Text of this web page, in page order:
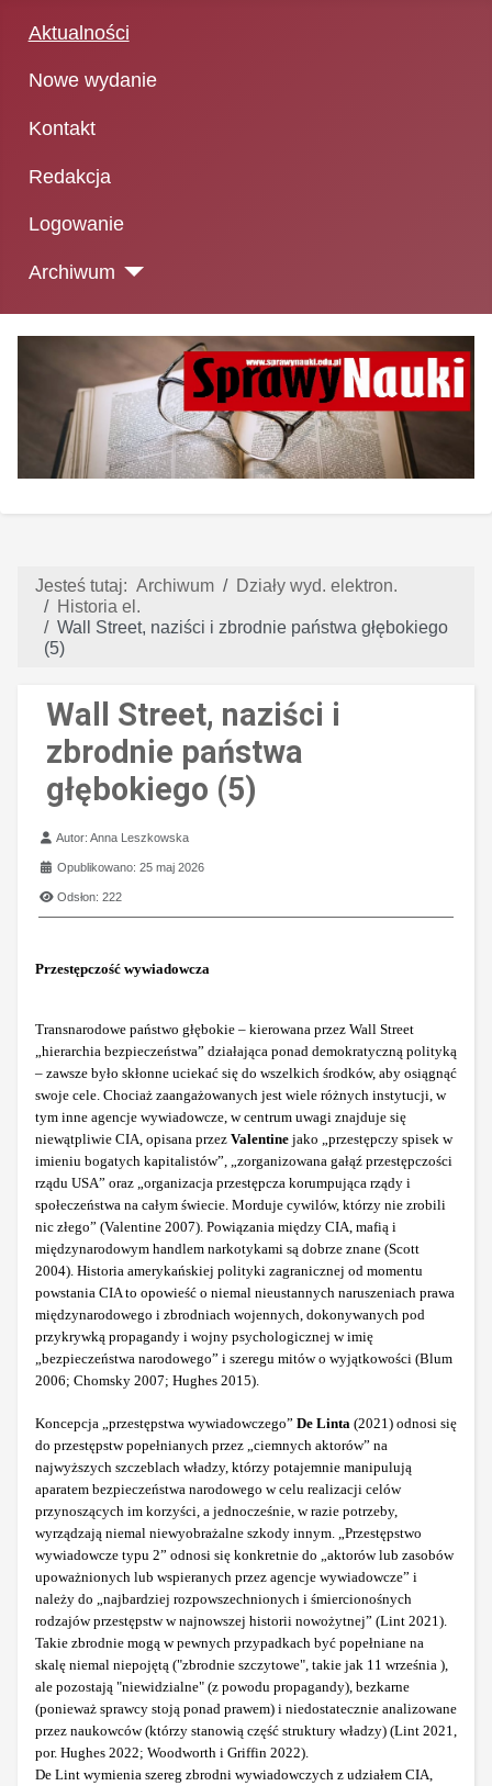
Aktualności
Nowe wydanie
Kontakt
Redakcja
Logowanie
Archiwum
Jesteś tutaj: Archiwum
Działy wyd. elektron.
Historia el.
Wall Street, naziści i zbrodnie państwa głębokiego
(5)
Wall Street, naziści i
zbrodnie państwa
głębokiego (5)
Szczegóły
Autor:Anna Leszkowska
Opublikowano: 25 maj 2026
Odsłon: 222
Przestępczość wywiadowcza
Transnarodowe państwo głębokie – kierowana przez Wall Street
„hierarchia bezpieczeństwa” działająca ponad demokratyczną polityką
– zawsze było skłonne uciekać się do wszelkich środków, aby osiągnąć
swoje cele. Chociaż zaangażowanych jest wiele różnych instytucji, w
tym inne agencje wywiadowcze, w centrum uwagi znajduje się
niewątpliwie CIA, opisana przez Valentine jako „przestępczy spisek w
imieniu bogatych kapitalistów”, „zorganizowana gałąź przestępczości
rządu USA” oraz „organizacja przestępcza korumpująca rządy i
społeczeństwa na całym świecie. Morduje cywilów, którzy nie zrobili
nic złego” (Valentine 2007). Powiązania między CIA, mafią i
międzynarodowym handlem narkotykami są dobrze znane (Scott
2004). Historia amerykańskiej polityki zagranicznej od momentu
powstania CIA to opowieść o niemal nieustannych naruszeniach prawa
międzynarodowego i zbrodniach wojennych, dokonywanych pod
przykrywką propagandy i wojny psychologicznej w imię
„bezpieczeństwa narodowego” i szeregu mitów o wyjątkowości (Blum
2006; Chomsky 2007; Hughes 2015).
Koncepcja „przestępstwa wywiadowczego” De Linta (2021) odnosi się
do przestępstw popełnianych przez „ciemnych aktorów” na
najwyższych szczeblach władzy, którzy potajemnie manipulują
aparatem bezpieczeństwa narodowego w celu realizacji celów
przynoszących im korzyści, a jednocześnie, w razie potrzeby,
wyrządzają niemal niewyobrażalne szkody innym. „Przestępstwo
wywiadowcze typu 2” odnosi się konkretnie do „aktorów lub zasobów
upoważnionych lub wspieranych przez agencje wywiadowcze” i
należy do „najbardziej rozpowszechnionych i śmiercionośnych
rodzajów przestępstw w najnowszej historii nowożytnej” (Lint 2021).
Takie zbrodnie mogą w pewnych przypadkach być popełniane na
skalę niemal niepojętą ("zbrodnie szczytowe", takie jak 11 września ),
ale pozostają "niewidzialne" (z powodu propagandy), bezkarne
(ponieważ sprawcy stoją ponad prawem) i niedostatecznie analizowane
przez naukowców (którzy stanowią część struktury władzy) (Lint 2021,
por. Hughes 2022; Woodworth i Griffin 2022).
De Lint wymienia szereg zbrodni wywiadowczych z udziałem CIA,